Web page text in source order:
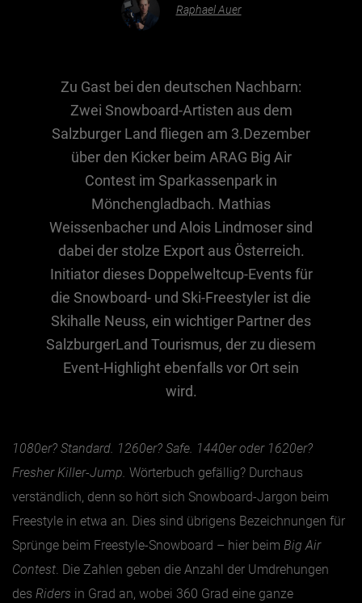
Nachhaltigkeit
Sehenswürdig
Hotel & Reise
BEITRÄGE NACH MONAT
März
Mai
Juni
Juli
August
Raphael Auer
Zu Gast bei den deutschen Nachbarn:
Zwei Snowboard-Artisten aus dem
Salzburger Land fliegen am 3.Dezember
über den Kicker beim ARAG Big Air
Contest im Sparkassenpark in
Mönchengladbach. Mathias
Weissenbacher und Alois Lindmoser sind
dabei der stolze Export aus Österreich.
Initiator dieses Doppelweltcup-Events für
die Snowboard- und Ski-Freestyler ist die
Skihalle Neuss, ein wichtiger Partner des
SalzburgerLand Tourismus, der zu diesem
Event-Highlight ebenfalls vor Ort sein
wird.
1080er? Standard. 1260er? Safe. 1440er oder 1620er?
Fresher Killer-Jump. Wörterbuch gefällig? Durchaus
verständlich, denn so hört sich Snowboard-Jargon beim
Freestyle in etwa an. Dies sind übrigens Bezeichnungen für
Sprünge beim Freestyle-Snowboard – hier beim Big Air
Contest . Die Zahlen geben die Anzahl der Umdrehungen
des Riders in Grad an, wobei 360 Grad eine ganze